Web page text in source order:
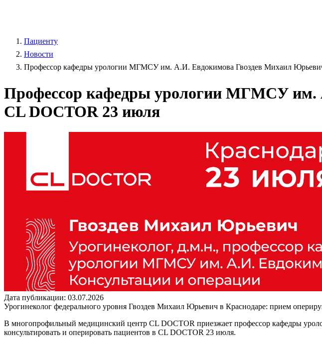
Пациенту
Новости
Профессор кафедры урологии МГМСУ им. А.И. Евдокимова Гвоздев Михаил
Профессор кафедры урологии МГМСУ им.
CL DOCTOR 23 июля
Дата публикации: 03.07.2026
Урогинеколог федерального уровня Гвоздев Михаил Юрьевич в Краснодаре: прием
В многопрофильный медицинский центр CL DOCTOR приезжает профессор кафедры
консультировать и оперировать пациентов в CL DOCTOR 23 июля.